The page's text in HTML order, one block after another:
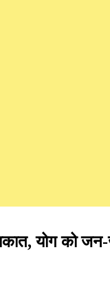
योग को